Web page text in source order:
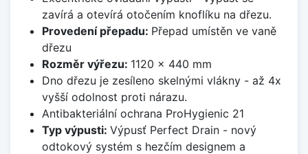
zavírá a otevírá otočením knoflíku na dřezu.
Provedení přepadu: Přepad umístěn ve vaně
dřezu
Rozměr výřezu: 1120 x 440 mm
Dno dřezu je zesíleno skelnými vlákny - až 4x
vyšší odolnost proti nárazu.
Antibakteriální ochrana ProHygienic 21
Typ výpusti: Výpusť Perfect Drain - nový
odtokový systém s hezčím designem a